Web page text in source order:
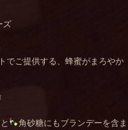
ズ
でご提供する、蜂蜜がまろやか
角砂糖にもブランデーを含ま